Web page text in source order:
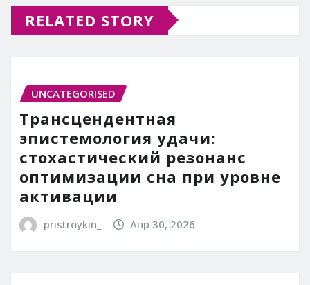
RELATED STORY
UNCATEGORISED
Трансцендентная
эпистемология удачи:
стохастический резонанс
оптимизации сна при уровне
активации
pristroykin_ Апр 30, 2026